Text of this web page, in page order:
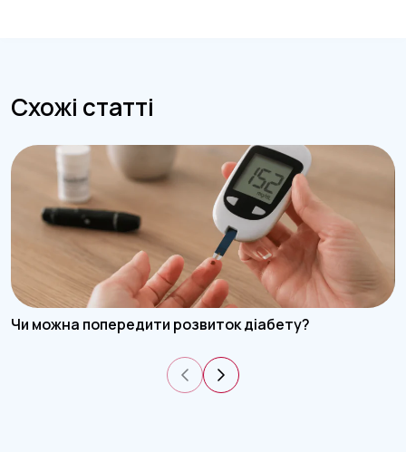
Схожі статті
Чи можна попередити розвиток діабету?